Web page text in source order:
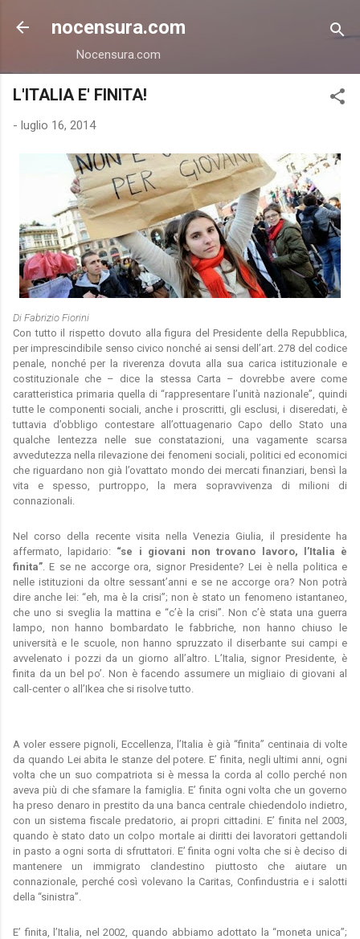
Passa ai contenuti principali
nocensura.com
Nocensura.com
L'ITALIA E' FINITA!
- luglio 16, 2014
Di Fabrizio Fiorini
Con tutto il rispetto dovuto alla figura del Presidente della Repubblica,
per imprescindibile senso civico nonché ai sensi dell’art. 278 del codice
penale, nonché per la riverenza dovuta alla sua carica istituzionale e
costituzionale che – dice la stessa Carta – dovrebbe avere come
caratteristica primaria quella di “rappresentare l’unità nazionale”, quindi
tutte le componenti sociali, anche i proscritti, gli esclusi, i diseredati, è
tuttavia d’obbligo contestare all’ottuagenario Capo dello Stato una
qualche lentezza nelle sue constatazioni, una vagamente scarsa
avvedutezza nella rilevazione dei fenomeni sociali, politici ed economici
che riguardano non già l’ovattato mondo dei mercati finanziari, bensì la
vita e spesso, purtroppo, la mera sopravvivenza di milioni di
connazionali.
Nel corso della recente visita nella Venezia Giulia, il presidente ha
affermato, lapidario: “se i giovani non trovano lavoro, l’Italia è
finita” . E se ne accorge ora, signor Presidente? Lei è nella politica e
nelle istituzioni da oltre sessant’anni e se ne accorge ora? Non potrà
dire anche lei: “eh, ma è la crisi”; non è stato un fenomeno istantaneo,
che uno si sveglia la mattina e “c’è la crisi”. Non c’è stata una guerra
lampo, non hanno bombardato le fabbriche, non hanno chiuso le
università e le scuole, non hanno spruzzato il diserbante sui campi e
avvelenato i pozzi da un giorno all’altro. L’Italia, signor Presidente, è
finita da un bel po’. Non è facendo assumere un migliaio di giovani al
call-center o all’Ikea che si risolve tutto.
A voler essere pignoli, Eccellenza, l’Italia è già “finita” centinaia di volte
da quando Lei abita le stanze del potere. E’ finita, negli ultimi anni, ogni
volta che un suo compatriota si è messa la corda al collo perché non
aveva più di che sfamare la famiglia. E’ finita ogni volta che un governo
ha preso denaro in prestito da una banca centrale chiedendolo indietro,
con un sistema fiscale predatorio, ai propri cittadini. E’ finita nel 2003,
quando è stato dato un colpo mortale ai diritti dei lavoratori gettandoli
in pasto a ogni sorta di sfruttatori. E’ finita ogni volta che si è deciso di
mantenere un immigrato clandestino piuttosto che aiutare un
connazionale, perché così volevano la Caritas, Confindustria e i salotti
della “sinistra”.
E’ finita, l’Italia, nel 2002, quando abbiamo adottato la “moneta unica”;